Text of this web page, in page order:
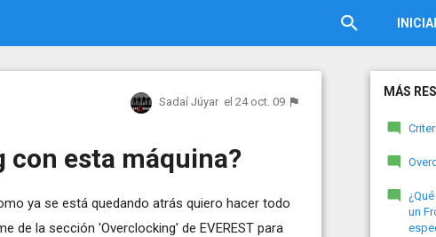
Sadaí Júyar el 24 oct. 09
con esta máquina?
ya se está quedando atrás quiero hacer todo
de la sección 'Overclocking' de EVEREST para
MÁS
un